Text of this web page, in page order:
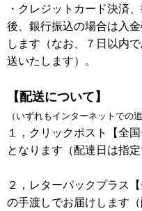
・クレジットカード決済
後、銀行振込の場合は入金
します（なお、７日以内
送いたします）。
【配送について】
（いずれもインターネットでの
１，クリックポスト【全
となります（配達日は指定
２，レターパックプラス
の手渡しでお届けします